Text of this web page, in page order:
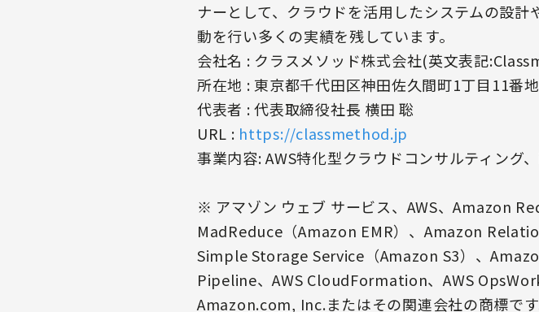
ナーとして、クラウドを活用したシステムの設
動を行い多くの実績を残しています。
会社名 : クラスメソッド株式会社(英文表記
所在地 : 東京都千代田区神田佐久間町1丁目11番
代表者 : 代表取締役社長 横田 聡
URL : https://classmethod.jp
事業内容: AWS特化型クラウドコンサルティング
※ アマゾン ウェブ サービス、AWS、Amazon
MadReduce（Amazon EMR）、Amazon
Simple Storage Service（Amazon S3）、
Pipeline、AWS CloudFormation、AWS
Amazon.com, Inc.またはその関連会社の商標です